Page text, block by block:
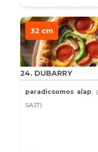
32 cm
24. DUBARRY
paradicsomos alap,
SAJT)